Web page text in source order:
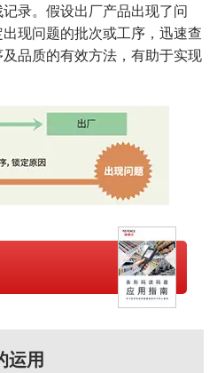
录。假设出厂产品出现了问
现问题的批次或工序，迅速查
品质的有效方法，有助于实现
运用